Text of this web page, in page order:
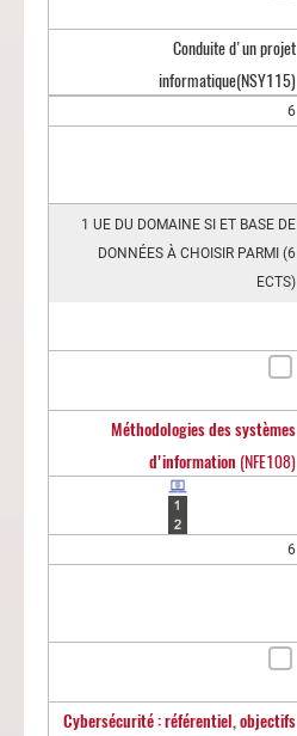
Conduite d'un projet
informatique(NSY115)
6
1 UE DU DOMAINE SI ET BASE DE
DONNÉES À CHOISIR PARMI (6
ECTS)
Méthodologies des systèmes
d'information (NFE108)
6
Cybersécurité : référentiel, objectifs